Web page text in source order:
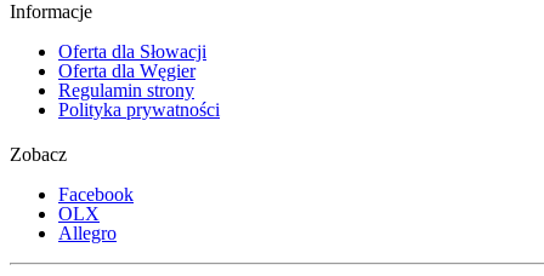
Informacje
Oferta dla Słowacji
Oferta dla Węgier
Regulamin strony
Polityka prywatności
Zobacz
Facebook
OLX
Allegro